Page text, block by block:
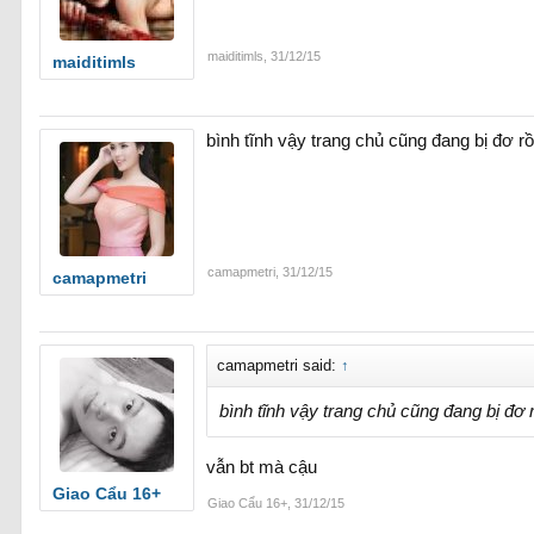
maiditimls maiditimls 31/12/15
camapmetri
bình tĩnh vậy trang chủ cũng đang bị đơ
camapmetri 31/12/15
Giao Cẩu 16+
camapmetri said: ↑
bình tĩnh vậy trang chủ cũng đang bị đơ
vẫn bt mà cậu
Giao Cẩu 16+ 31/12/15